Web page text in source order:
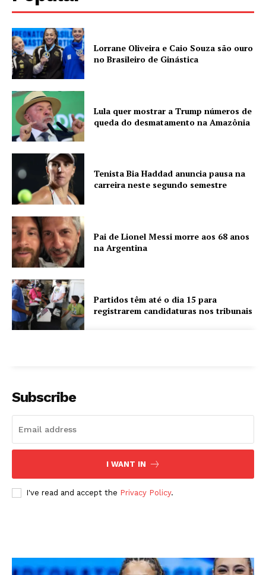
Lorrane Oliveira e Caio Souza são ouro
no Brasileiro de Ginástica
Lula quer mostrar a Trump números de
queda do desmatamento na Amazônia
Tenista Bia Haddad anuncia pausa na
carreira neste segundo semestre
Pai de Lionel Messi morre aos 68 anos
na Argentina
Partidos têm até o dia 15 para
registrarem candidaturas nos tribunais
Subscribe
I WANT IN
I've read and accept the Privacy Policy.